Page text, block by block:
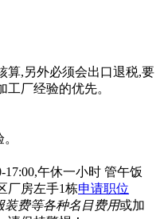
算,另外必须会出口退税,要
厂经验的优先。
午休一小时 管午饭
厂房左手1栋申请职位
装费等各种名目费用或加